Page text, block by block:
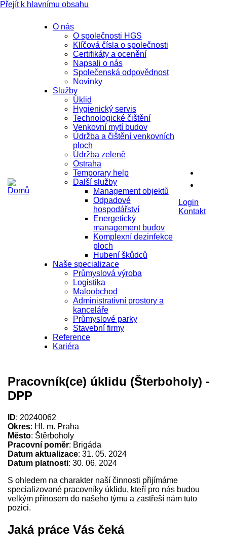
Přejít k hlavnímu obsahu
O nás
O společnosti HGS
Klíčová čísla o společnosti
Certifikáty a ocenění
Napsali o nás
Společenská odpovědnost
Novinky
Služby
Úklid
Hygienický servis
Technologické čištění
Venkovní mytí budov
Údržba a čištění venkovních
ploch
Údržba zeleně
Ostraha
Temporary help
Další služby
Management objektů
Odpadové
hospodářství
Energetický
management budov
Komplexní dezinfekce
ploch
Hubení škůdců
Naše specializace
Průmyslová výroba
Logistika
Maloobchod
Administrativní prostory a
kanceláře
Průmyslové parky
Stavební firmy
Reference
Kariéra
Login
Kontakt
Pracovník(ce) úklidu (Šterboholy) -
DPP
ID: 20240062
Okres: Hl. m. Praha
Město: Štěrboholy
Pracovní poměr: Brigáda
Datum aktualizace: 31. 05. 2024
Datum platnosti: 30. 06. 2024
S ohledem na charakter naší činnosti přijímáme
specializované pracovníky úklidu, kteří pro nás budou
velkým přínosem do našeho týmu a zastřeší nám tuto
pozici.
Jaká práce Vás čeká